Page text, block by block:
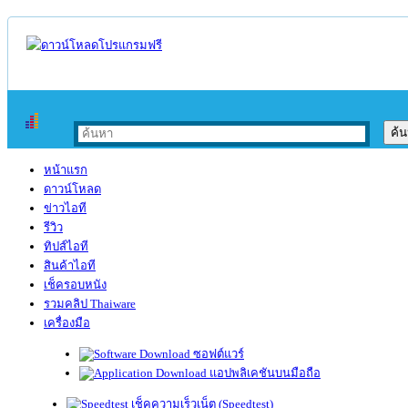
หน้าแรก
ดาวน์โหลด
ข่าวไอที
รีวิว
ทิปส์ไอที
สินค้าไอที
เช็ครอบหนัง
รวมคลิป Thaiware
เครื่องมือ
ซอฟต์แวร์
แอปพลิเคชันบนมือถือ
เช็คความเร็วเน็ต (Speedtest)